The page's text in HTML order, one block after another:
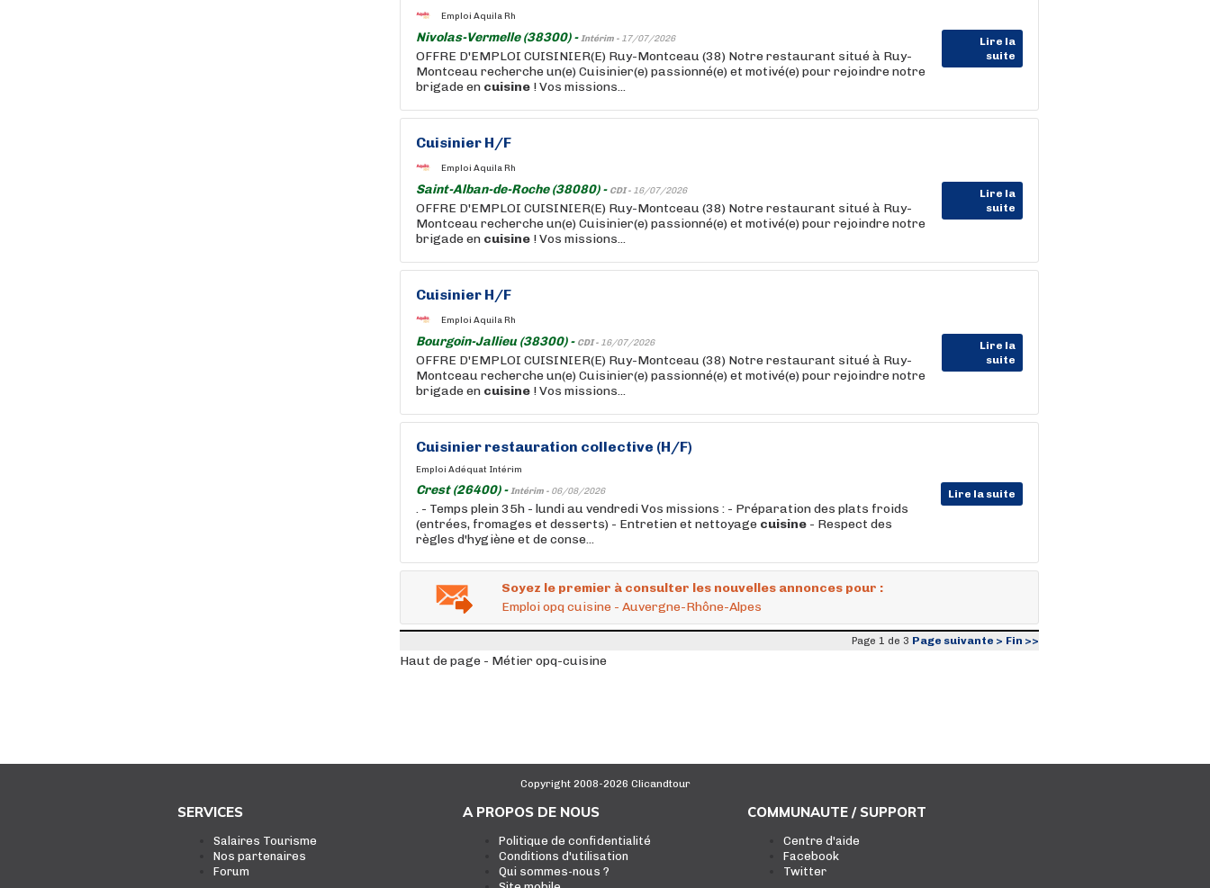
Emploi Aquila Rh
Nivolas-Vermelle (38300) -Intérim - 17/07/2026
Lire la
suite
OFFRE D'EMPLOI CUISINIER(E) Ruy-Montceau (38) Notre restaurant situé à Ruy-
Montceau recherche un(e) Cuisinier(e) passionné(e) et motivé(e) pour rejoindre notre
brigade en cuisine ! Vos missions...
Cuisinier H/F
Emploi Aquila Rh
Saint-Alban-de-Roche (38080) - CDI - 16/07/2026
Lire la
suite
OFFRE D'EMPLOI CUISINIER(E) Ruy-Montceau (38) Notre restaurant situé à Ruy-
Montceau recherche un(e) Cuisinier(e) passionné(e) et motivé(e) pour rejoindre notre
brigade en cuisine ! Vos missions...
Cuisinier H/F
Emploi Aquila Rh
Bourgoin-Jallieu (38300) - CDI - 16/07/2026
Lire la
suite
OFFRE D'EMPLOI CUISINIER(E) Ruy-Montceau (38) Notre restaurant situé à Ruy-
Montceau recherche un(e) Cuisinier(e) passionné(e) et motivé(e) pour rejoindre notre
brigade en cuisine ! Vos missions...
Cuisinier restauration collective (H/F)
Emploi Adéquat Intérim
Crest (26400) -Intérim - 06/08/2026 Lire la suite
. - Temps plein 35h - lundi au vendredi Vos missions : - Préparation des plats froids
(entrées, fromages et desserts) - Entretien et nettoyage cuisine - Respect des
règles d'hygiène et de conse...
Soyez le premier à consulter les nouvelles annonces pour :
Emploi opq cuisine - Auvergne-Rhône-Alpes
Page 1 de 3 Page suivante > Fin >>
Haut de page - Métier opq-cuisine
Copyright 2008-2026 Clicandtour
SERVICES
Salaires Tourisme
Nos partenaires
Forum
A PROPOS DE NOUS
Politique de confidentialité
Conditions d'utilisation
Qui sommes-nous ?
COMMUNAUTE / SUPPORT
Centre d'aide
Facebook
Twitter